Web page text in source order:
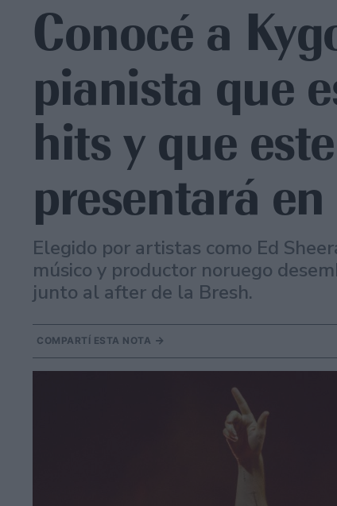
Conocé a
pianista que
hits y que
presentará
Elegido por artistas como Ed
músico y productor noruego
junto al after de la Bresh.
COMPARTÍ ESTA NOTA